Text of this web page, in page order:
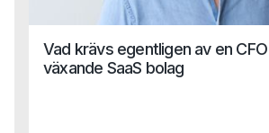
Vad krävs egentligen av en
växande SaaS bolag